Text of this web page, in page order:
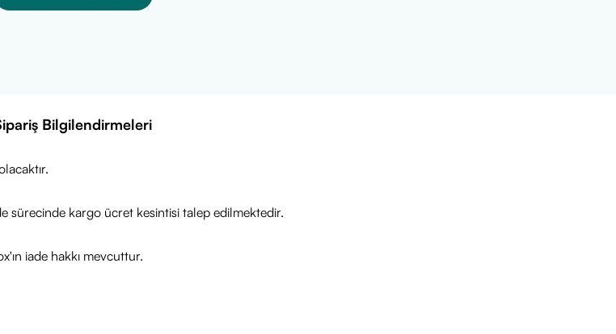
Bilgilendirmeleri
sürecinde kargo ücret kesintisi talep edilmektedir.
iade hakkı mevcuttur.